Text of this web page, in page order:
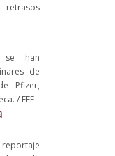
se han
de
Pfizer,
/ EFE
reportaje